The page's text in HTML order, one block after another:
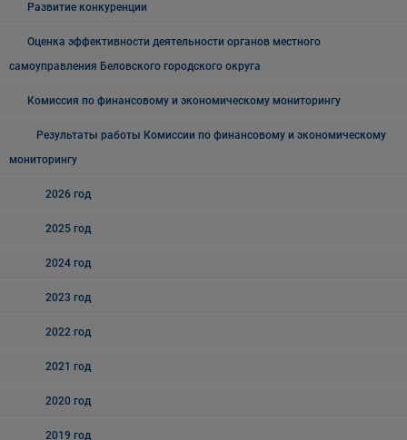
Развитие конкуренции
Оценка эффективности деятельности органов местного
самоуправления Беловского городского округа
Комиссия по финансовому и экономическому мониторингу
Результаты работы Комиссии по финансовому и экономическому
мониторингу
2026 год
2025 год
2024 год
2023 год
2022 год
2021 год
2020 год
2019 год